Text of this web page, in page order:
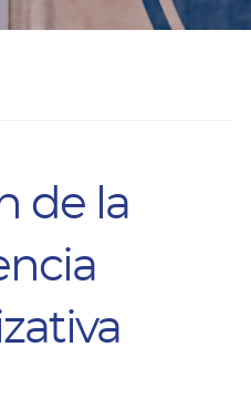
de la